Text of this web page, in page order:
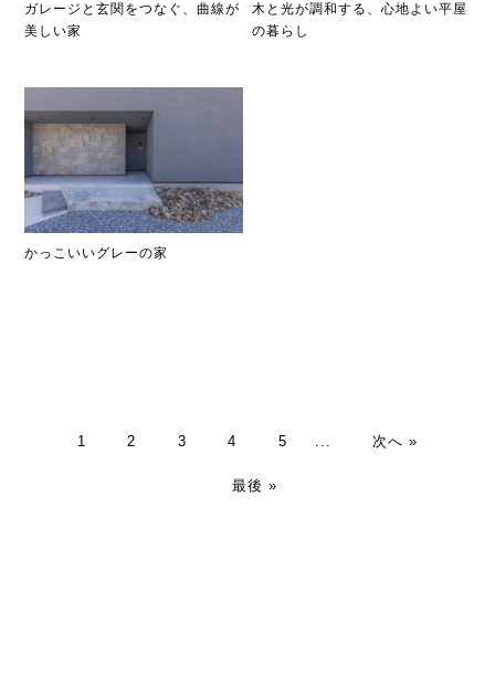
ガレージと玄関をつなぐ、曲線が
美しい家
木と光が調和する、心地よい平屋
の暮らし
かっこいいグレーの家
1 2 3 4 5 次へ »
最後 »